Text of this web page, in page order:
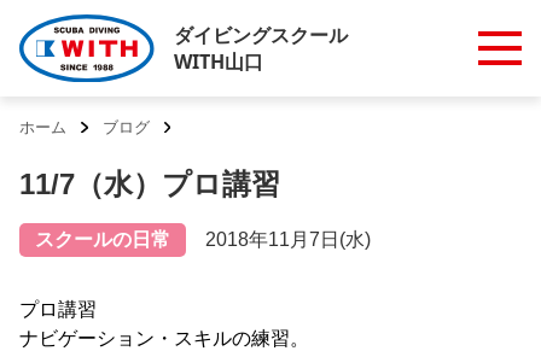
ダイビングスクール
WITH山口
ホーム ブログ
11/7（水）プロ講習
スクールの日常 2018年11月7日(水)
プロ講習
ナビゲーション・スキルの練習。